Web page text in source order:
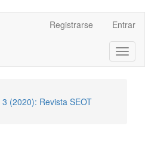
Registrarse Entrar
(2020): Revista SEOT